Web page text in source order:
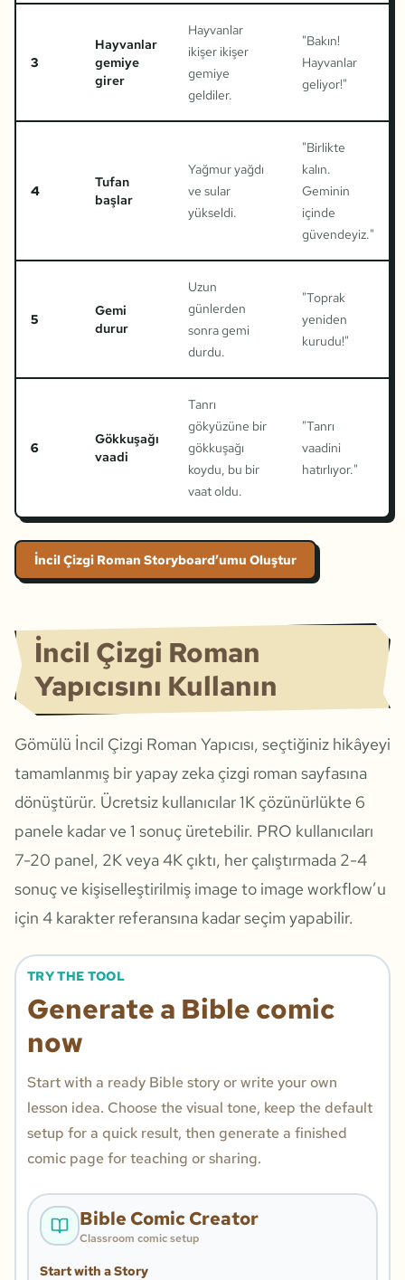
3
Hayvanlar
gemiye
girer
Hayvanlar
ikişer ikişer
gemiye
geldiler.
"Bakın!
Hayvanlar
geliyor!"
4
Tufan
başlar
Yağmur yağdı
ve sular
yükseldi.
"Birlikte
kalın.
Geminin
içinde
güvendeyiz."
5
Gemi
durur
Uzun
günlerden
sonra gemi
durdu.
"Toprak
yeniden
kurudu!"
6
Gökkuşağı
vaadi
Tanrı
gökyüzüne bir
gökkuşağı
koydu, bu bir
vaat oldu.
"Tanrı
vaadini
hatırlıyor."
İncil Çizgi Roman Storyboard’umu Oluştur
İncil Çizgi Roman
Yapıcısını Kullanın
Gömülü İncil Çizgi Roman Yapıcısı, seçtiğiniz hikâyeyi
tamamlanmış bir yapay zeka çizgi roman sayfasına
dönüştürür. Ücretsiz kullanıcılar 1K çözünürlükte 6
panele kadar ve 1 sonuç üretebilir. PRO kullanıcıları
7-20 panel, 2K veya 4K çıktı, her çalıştırmada 2-4
sonuç ve kişiselleştirilmiş image to image workflow’u
için 4 karakter referansına kadar seçim yapabilir.
TRY THE TOOL
Generate a Bible comic
now
Start with a ready Bible story or write your own
lesson idea. Choose the visual tone, keep the default
setup for a quick result, then generate a finished
comic page for teaching or sharing.
Bible Comic Creator
Classroom comic setup
Start with a Story